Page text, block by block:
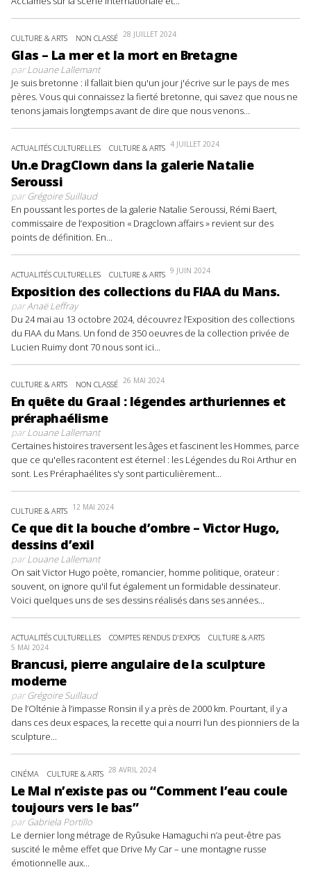
CULTURE & ARTS NON CLASSÉ 28 JUILLET 2024
Glas – La mer et la mort en Bretagne
parLouane Lallemant
Je suis bretonne : il fallait bien qu'un jour j'écrive sur le pays de mes
pères. Vous qui connaissez la fierté bretonne, qui savez que nous ne
tenons jamais longtemps avant de dire que nous venons...
ACTUALITÉS CULTURELLES CULTURE & ARTS 4 JUILLET 2024
Un.e DragClown dans la galerie Natalie
Seroussi
parGrégoire Suillaud
En poussant les portes de la galerie Natalie Seroussi, Rémi Baert,
commissaire de l’exposition « Dragclown affairs » revient sur des
points de définition. En...
ACTUALITÉS CULTURELLES CULTURE & ARTS 9 JUIN 2024
Exposition des collections du FIAA du Mans.
parAnaë Leffray
Du 24 mai au 13 octobre 2024, découvrez l’Exposition des collections
du FIAA du Mans. Un fond de 350 oeuvres de la collection privée de
Lucien Ruimy dont 70 nous sont ici...
CULTURE & ARTS NON CLASSÉ 26 MAI 2024
En quête du Graal : légendes arthuriennes et
préraphaélisme
parLouane Lallemant
Certaines histoires traversent les âges et fascinent les Hommes, parce
que ce qu'elles racontent est éternel : les Légendes du Roi Arthur en
sont. Les Préraphaélites s'y sont particulièrement...
CULTURE & ARTS 12 MAI 2024
Ce que dit la bouche d’ombre – Victor Hugo,
dessins d’exil
parLouane Lallemant
On sait Victor Hugo poète, romancier, homme politique, orateur :
souvent, on ignore qu'il fut également un formidable dessinateur.
Voici quelques uns de ses dessins réalisés dans ses années...
ACTUALITÉS CULTURELLES COMPTES RENDUS D'EXPOS CULTURE & ARTS
5 MAI 2024
Brancusi, pierre angulaire de la sculpture
moderne
parGrégoire Suillaud
De l’Olténie à l’impasse Ronsin il y a près de 2000 km. Pourtant, il y a
dans ces deux espaces, la recette qui a nourri l’un des pionniers de la
sculpture...
CINÉMA CULTURE & ARTS 28 AVRIL 2024
Le Mal n’existe pas ou “Comment l’eau coule
toujours vers le bas”
parGabriela Portillo
Le dernier long métrage de Ryûsuke Hamaguchi n’a peut-être pas
suscité le même effet que Drive My Car – une montagne russe
émotionnelle aux...